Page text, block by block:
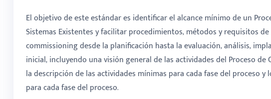
El objetivo de este estándar es identificar el alcance mínimo de un
Sistemas Existentes y facilitar procedimientos, métodos y requisitos
commissioning desde la planificación hasta la evaluación, análisis,
inicial, incluyendo una visión general de las actividades del Proceso de
la descripción de las actividades mínimas para cada fase del proceso
para cada fase del proceso.